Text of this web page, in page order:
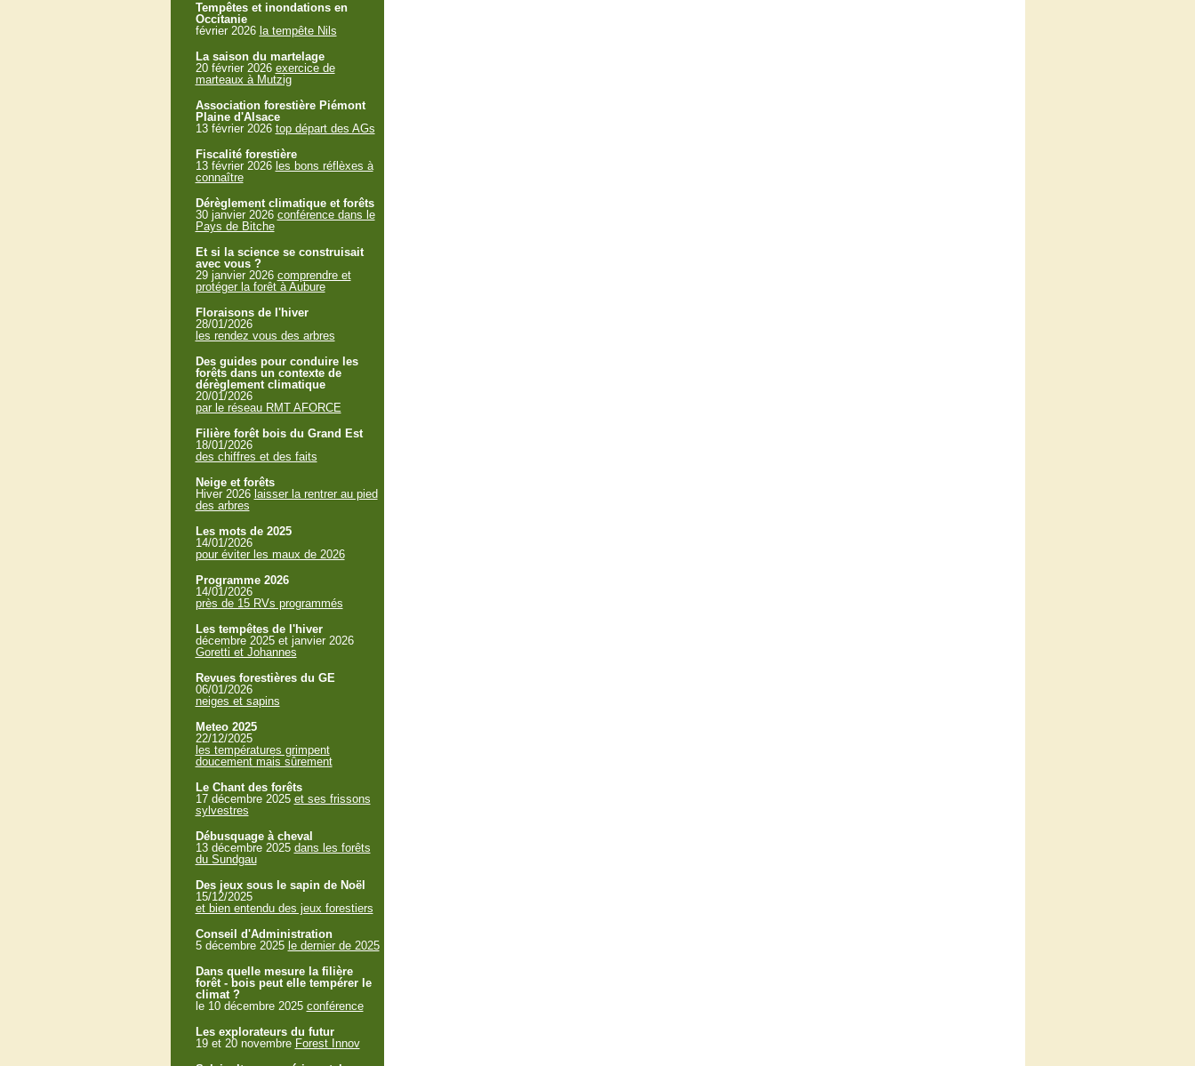
Tempêtes et inondations en
Occitanie
février 2026 la tempête Nils
La saison du martelage
20 février 2026 exercice de
marteaux à Mutzig
Association forestière Piémont
Plaine d'Alsace
13 février 2026 top départ des AGs
Fiscalité forestière
13 février 2026 les bons réflèxes à
connaître
Dérèglement climatique et forêts
30 janvier 2026 conférence dans le
Pays de Bitche
Et si la science se construisait
avec vous ?
29 janvier 2026 comprendre et
protéger la forêt à Aubure
Floraisons de l'hiver
28/01/2026
les rendez vous des arbres
Des guides pour conduire les
forêts dans un contexte de
dérèglement climatique
20/01/2026
par le réseau RMT AFORCE
Filière forêt bois du Grand Est
18/01/2026
des chiffres et des faits
Neige et forêts
Hiver 2026 laisser la rentrer au pied
des arbres
Les mots de 2025
14/01/2026
pour éviter les maux de 2026
Programme 2026
14/01/2026
près de 15 RVs programmés
Les tempêtes de l'hiver
décembre 2025 et janvier 2026
Goretti et Johannes
Revues forestières du GE
06/01/2026
neiges et sapins
Meteo 2025
22/12/2025
les températures grimpent
doucement mais sûrement
Le Chant des forêts
17 décembre 2025 et ses frissons
sylvestres
Débusquage à cheval
13 décembre 2025 dans les forêts
du Sundgau
Des jeux sous le sapin de Noël
15/12/2025
et bien entendu des jeux forestiers
Conseil d'Administration
5 décembre 2025 le dernier de 2025
Dans quelle mesure la filière
forêt - bois peut elle tempérer le
climat ?
le 10 décembre 2025 conférence
Les explorateurs du futur
19 et 20 novembre Forest Innov